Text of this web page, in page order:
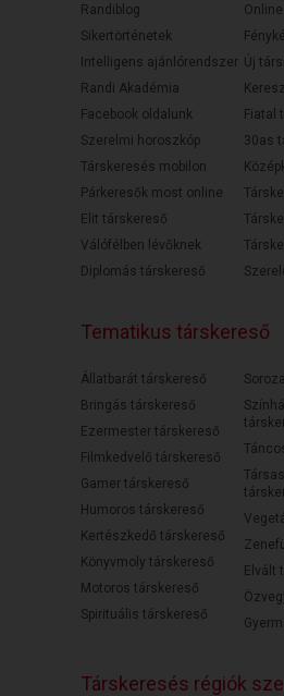
Randiblog
Sikertörténetek
Intelligens ajánlórendszer
Randi Akadémia
Facebook oldalunk
Szerelmi horoszkóp
Társkeresés mobilon
Párkeresők most online
Elit társkereső
Válófélben lévőknek
Diplomás társkereső
Új
Fiatal
30as
Tematikus társkereső
Állatbarát társkereső
Bringás társkereső
Ezermester társkereső
Filmkedvelő társkereső
Gamer társkereső
Humoros társkereső
Kertészkedő társkereső
Könyvmoly társkereső
Motoros társkereső
Spirituális társkereső
Elvált
Társkeresés régiók